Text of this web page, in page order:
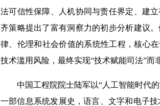
法可信性保障、人机协同与责任界定、建
齐策略提出了富有洞察力的初步分析建议
律、伦理和社会价值的系统性工程，核心
技术滥用风险，最终实现“技术赋能司法”而
中国工程院院士陆军以“人工智能时代的
一部信息系统发展史，语言、文字和电子